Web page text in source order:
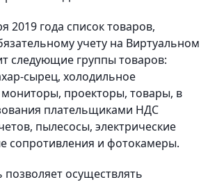
2019 года список товаров,
учету на Виртуальном
следующие группы товаров:
сырец, холодильное
проекторы, товары, в
плательщиками НДС
пылесосы, электрические
сопротивления и фотокамеры.
осуществлять